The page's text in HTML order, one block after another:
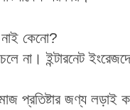
নাই কেনো?
চলে না। ইন্টারনেট
প্রতিষ্টার জণ্য লড়াই